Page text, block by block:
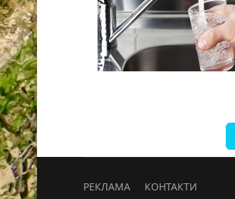
РЕКЛАМА КОНТАКТИ